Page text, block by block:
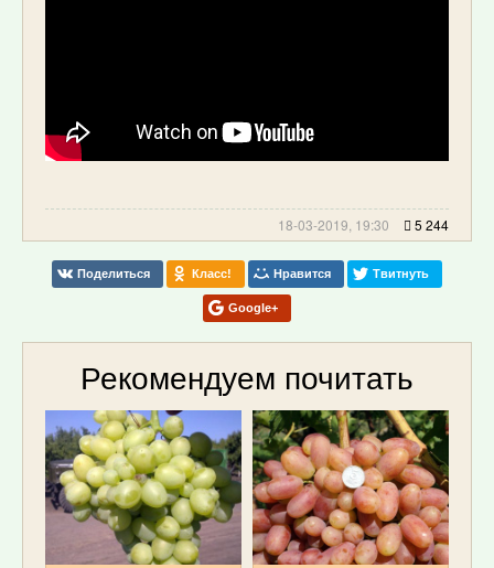
18-03-2019, 19:30 5 244
Поделиться Класс! Нравится Твитнуть
Google+
Рекомендуем почитать